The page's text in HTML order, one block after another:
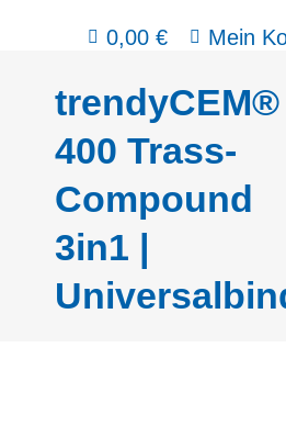
0,00€ Mein
trendyCEM®
400 Trass-
Compound
3in1 |